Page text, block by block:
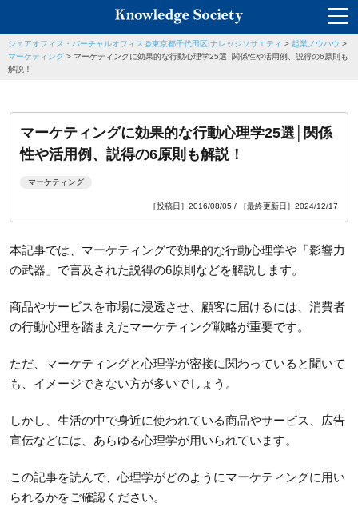
シェアオフィス・バーチャルオフィス@東京都千代田区|ナレッジソサエティ > 起業ノウハウ >
マーケティング > マーケティングに効果的な行動心理学25選│関係性や活用例、説得の6原則も
解説！
マーケティングに効果的な行動心理学25選│関係
性や活用例、説得の6原則も解説！
マーケティング
［投稿日］2016/08/05 / ［最終更新日］2024/12/17
本記事では、マーケティングで効果的な行動心理学や「影響力
の武器」で言及された説得の6原則などを解説します。
商品やサービスを市場に浸透させ、顧客に届けるには、消費者
の行動心理を踏まえたマーケティング戦略が重要です。
ただ、マーケティングと心理学が密接に関わっていると聞いて
も、イメージできない方が多いでしょう。
しかし、生活の中で身近に使われている商品やサービス、広告
宣伝などには、あらゆる心理学が用いられています。
この記事を読んで、心理学がどのようにマーケティングに用い
られるかをご確認ください。